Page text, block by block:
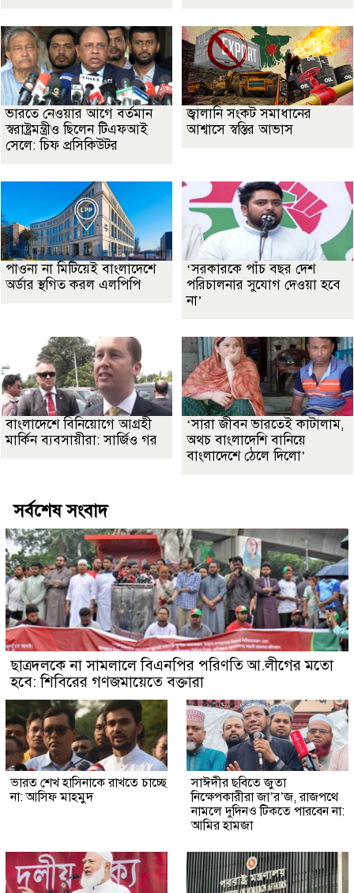
ভারতে নেওয়ার আগে বর্তমান
স্বরাষ্ট্রমন্ত্রীও ছিলেন টিএফআই
সেলে: চিফ প্রসিকিউটর
জ্বালানি সংকট সমাধানের
আশ্বাসে স্বস্তির আভাস
পাওনা না মিটিয়েই বাংলাদেশে
অর্ডার স্থগিত করল এলপিপি
‘সরকারকে পাঁচ বছর দেশ
পরিচালনার সুযোগ দেওয়া হবে
না’
বাংলাদেশে বিনিয়োগে আগ্রহী
মার্কিন ব্যবসায়ীরা: সার্জিও গর
‘সারা জীবন ভারতেই কাটালাম,
অথচ বাংলাদেশি বানিয়ে
বাংলাদেশে ঠেলে দিলো’
সর্বশেষ সংবাদ
ছাত্রদলকে না সামলালে বিএনপির পরিণতি আ.লীগের মতো
হবে: শিবিরের গণজমায়েতে বক্তারা
ভারত শেখ হাসিনাকে রাখতে চাচ্ছে
না: আসিফ মাহমুদ
সাঈদীর ছবিতে জুতা
নিক্ষেপকারীরা জা’র’জ, রাজপথে
নামলে দুদিনও টিকতে পারবেন না:
আমির হামজা